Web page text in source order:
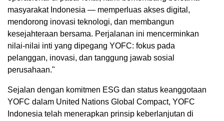
masyarakat Indonesia — memperluas akses digital,
mendorong inovasi teknologi, dan membangun
kesejahteraan bersama. Perjalanan ini mencerminkan
nilai-nilai inti yang dipegang YOFC: fokus pada
pelanggan, inovasi, dan tanggung jawab sosial
perusahaan."
Sejalan dengan komitmen ESG dan status keanggotaan
YOFC dalam United Nations Global Compact, YOFC
Indonesia telah menerapkan prinsip keberlanjutan di